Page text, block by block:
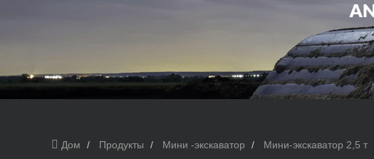
Дом Продукты Мини -экскаватор Мини-экскаватор 2,5 т